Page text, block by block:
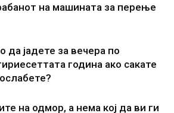
на машината за перење
да јадете за вечера по
година ако сакате
на одмор, а нема кој да ви ги